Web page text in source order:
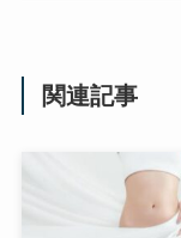
関連記事